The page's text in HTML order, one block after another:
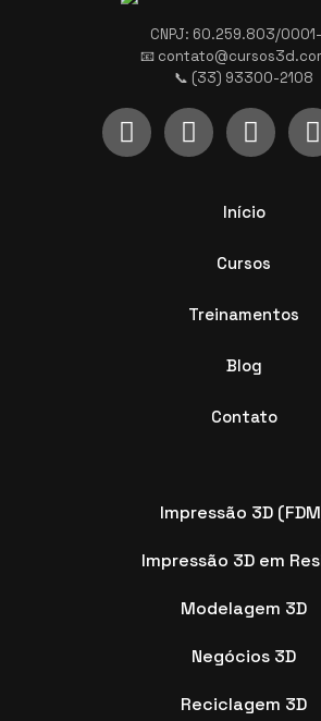
CNPJ: 60.259.803/
📧
📞 (33) 93300-2108
Início
Cursos
Treinamentos
Blog
Contato
Impressão 3D
Impressão 3D em
Modelagem 3D
Negócios 3D
Reciclagem 3D